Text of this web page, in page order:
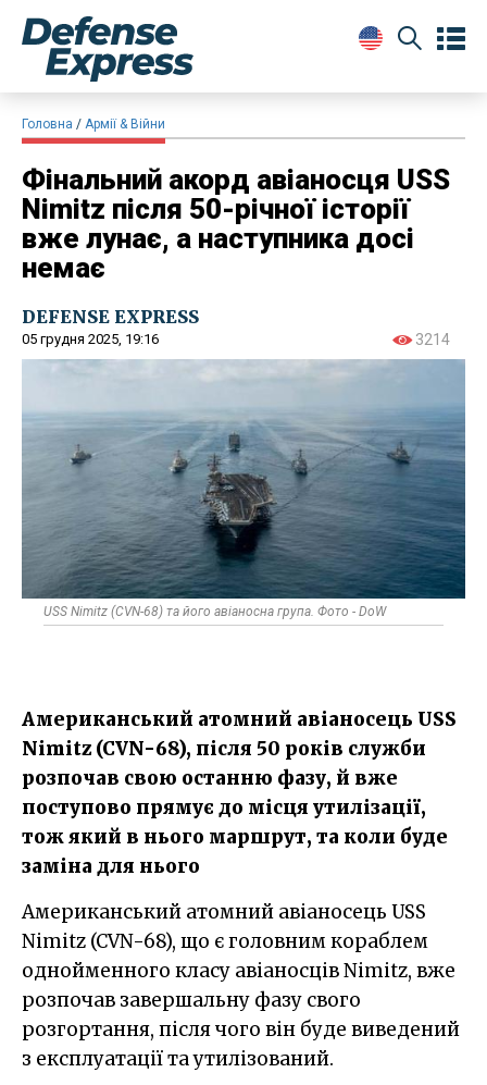
Головна Армії & Війни
Фінальний акорд авіаносця USS
Nimitz після 50-річної історії
вже лунає, а наступника досі
немає
DEFENSE EXPRESS
05 грудня 2025, 19:16 3214
USS Nimitz (CVN-68) та його авіаносна група. Фото - DoW
Американський атомний авіаносець USS
Nimitz (CVN-68), після 50 років служби
розпочав свою останню фазу, й вже
поступово прямує до місця утилізації,
тож який в нього маршрут, та коли буде
заміна для нього
Американський атомний авіаносець USS
Nimitz (CVN-68), що є головним кораблем
однойменного класу авіаносців Nimitz, вже
розпочав завершальну фазу свого
розгортання, після чого він буде виведений
з експлуатації та утилізований.